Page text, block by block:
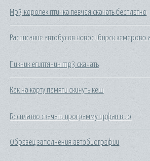
Mp3 королек птичка певчая скачать бесплатно
Расписание автобусов новосибирск кемерово
Пикник египтянин mp3 скачать
Как на карту памяти скинуть кеш
Бесплатно скачать программу ирфан вью
Образец заполнения автобиографии